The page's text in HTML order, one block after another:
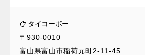
タイコーボー
〒930-0010
富山県富山市稲荷元町2-11-45